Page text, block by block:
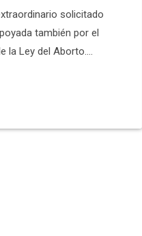
solicitado
también por el
la Ley del Aborto.
del mes de